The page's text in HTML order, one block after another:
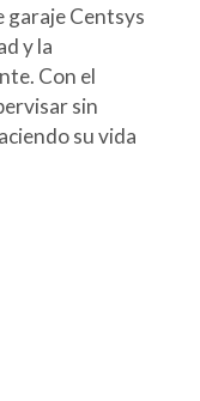
garaje Centsys
y la
Con el
sin
su vida